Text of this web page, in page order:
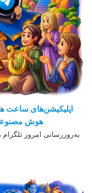
اپلیکیشن‌های ساعت
هوش مصنوعی
به‌روزرسانی امروز